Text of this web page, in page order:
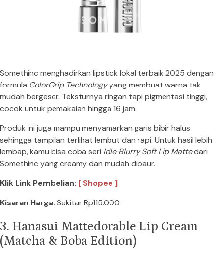
Somethinc menghadirkan lipstick lokal terbaik 2025 dengan
formula ColorGrip Technologyyang membuat warna tak
mudah bergeser. Teksturnya ringan tapi pigmentasi tinggi,
cocok untuk pemakaian hingga 16 jam.
Produk ini juga mampu menyamarkan garis bibir halus
sehingga tampilan terlihat lembut dan rapi. Untuk hasil lebih
lembap, kamu bisa coba seri Idle Blurry Soft Lip Mattedari
Somethinc yang creamy dan mudah dibaur.
Klik Link Pembelian: [ Shopee ]
Kisaran Harga: Sekitar Rp115.000
3. Hanasui Mattedorable Lip Cream
(Matcha & Boba Edition)